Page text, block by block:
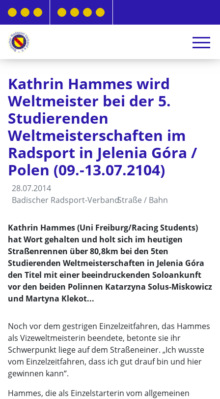
Kathrin Hammes wird
Weltmeister bei der 5.
Studierenden
Weltmeisterschaften im
Radsport in Jelenia Góra /
Polen (09.-13.07.2104)
28.07.2014
Badischer Radsport-VerbandStraße / Bahn
Kathrin Hammes (Uni Freiburg/Racing Students)
hat Wort gehalten und holt sich im heutigen
Straßenrennen über 80,8km bei den 5ten
Studierenden Weltmeisterschaften in Jelenia Góra
den Titel mit einer beeindruckenden Soloankunft
vor den beiden Polinnen Katarzyna Solus-Miskowicz
und Martyna Klekot...
Noch vor dem gestrigen Einzelzeitfahren, das Hammes
als Vizeweltmeisterin beendete, betonte sie ihr
Schwerpunkt liege auf dem Straßeneiner. „Ich wusste
vom Einzelzeitfahren, dass ich gut drauf bin und hier
gewinnen kann“.
Hammes, die als Einzelstarterin vom allgemeinen